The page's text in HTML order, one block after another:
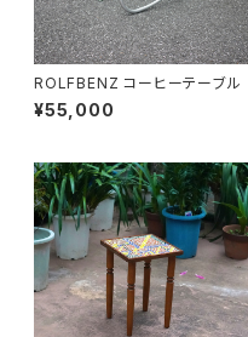
ROLFBENZ コーヒーテーブル
¥55,000